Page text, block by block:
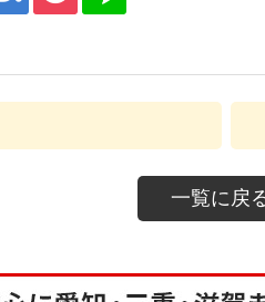
一覧に戻